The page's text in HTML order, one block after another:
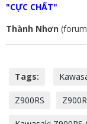
"CỰC CHẤT"
Thành Nhơn
Tags:
Z900RS